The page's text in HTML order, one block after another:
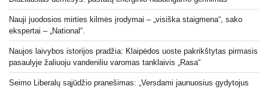
Nauji juodosios mirties kilmės įrodymai – „visiška staigmena“, sako
ekspertai – „National“.
Naujos laivybos istorijos pradžia: Klaipėdos uoste pakrikštytas pirmasis
pasaulyje žaliuoju vandeniliu varomas tanklaivis „Rasa“
Seimo Liberalų sąjūdžio pranešimas: „Versdami jaunuosius gydytojus